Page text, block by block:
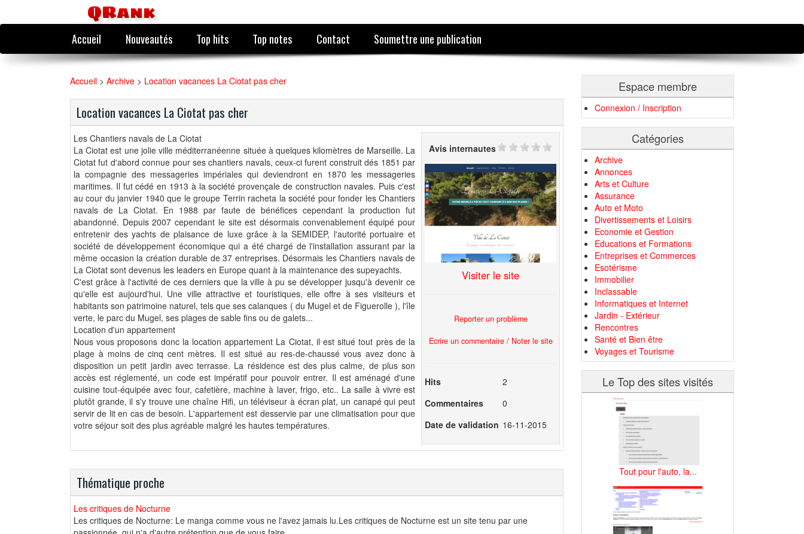
QRank
Accueil Nouveautés Top hits Top notes Contact Soumettre une publication
Accueil > Archive > Location vacances La Ciotat pas cher
Location vacances La Ciotat pas cher
Les Chantiers navals de La Ciotat
La Ciotat est une jolie ville méditerranéenne située à quelques kilomètres de Marseille. La
Ciotat fut d'abord connue pour ses chantiers navals, ceux-ci furent construit dés 1851 par
la compagnie des messageries impériales qui deviendront en 1870 les messageries
maritimes. Il fut cédé en 1913 à la société provençale de construction navales. Puis c'est
au cour du janvier 1940 que le groupe Terrin racheta la société pour fonder les Chantiers
navals de La Ciotat. En 1988 par faute de bénéfices cependant la production fut
abandonné. Depuis 2007 cependant le site est désormais convenablement équipé pour
entretenir des yachts de plaisance de luxe grâce à la SEMIDEP, l'autorité portuaire et
société de développement économique qui a été chargé de l'installation assurant par la
même occasion la création durable de 37 entreprises. Désormais les Chantiers navals de
La Ciotat sont devenus les leaders en Europe quant à la maintenance des supeyachts.
C'est grâce à l'activité de ces derniers que la ville à pu se développer jusqu'à devenir ce
qu'elle est aujourd'hui. Une ville attractive et touristiques, elle offre à ses visiteurs et
habitants son patrimoine naturel, tels que ses calanques ( du Mugel et de Figuerolle ), l'île
verte, le parc du Mugel, ses plages de sable fins ou de galets...
Location d'un appartement
Nous vous proposons donc la location appartement La Ciotat, il est situé tout près de la
plage à moins de cinq cent mètres. Il est situé au res-de-chaussé vous avez donc à
disposition un petit jardin avec terrasse. La résidence est des plus calme, de plus son
accès est réglementé, un code est impératif pour pouvoir entrer. Il est aménagé d'une
cuisine tout-équipée avec four, cafetière, machine à laver, frigo, etc.. La salle à vivre est
plutôt grande, il s'y trouve une chaîne Hifi, un téléviseur à écran plat, un canapé qui peut
servir de lit en cas de besoin. L'appartement est desservie par une climatisation pour que
votre séjour soit des plus agréable malgré les hautes températures.
Avis internautes
Visiter le site
Reporter un problème
Ecrire un commentaire / Noter le site
Hits
2
Commentaires
0
Date de validation 16-11-2015
Thématique proche
Les critiques de Nocturne
Les critiques de Nocturne: Le manga comme vous ne l'avez jamais lu.Les critiques de Nocturne est un site tenu par une
Espace membre
Connexion / Inscription
Catégories
Archive
Annonces
Arts et Culture
Assurance
Auto et Moto
Divertissements et Loisirs
Economie et Gestion
Educations et Formations
Entreprises et Commerces
Esotérisme
Immobilier
Inclassable
Informatiques et Internet
Jardin - Extérieur
Rencontres
Santé et Bien être
Voyages et Tourisme
Le Top des sites visités
Tout pour l'auto, la...